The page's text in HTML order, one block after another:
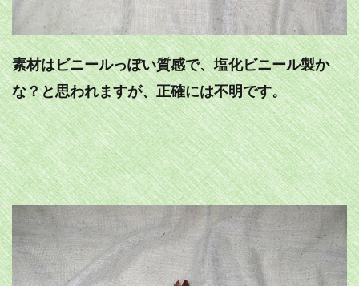
素材はビニールっぽい質感で、塩化ビニール製か
な？と思われますが、正確には不明です。